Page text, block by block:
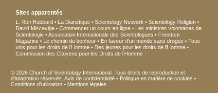
Sites apparentés
L. Ron Hubbard La Dianétique Scientology Network
Scientology Religion
David Miscavige
Commencer un cours en ligne
Les ministres volontaires de
Scientologie
Association Internationale des Scientologues
Freedom
Magazine
Le chemin du bonheur En faveur d’un monde sans drogue
Tous
unis pour les droits de l’Homme
Des jeunes pour les droits de l’Homme
Commission des Citoyens pour les Droits de l’Homme
© 2026 Church of Scientology International. Tous droits de reproduction et
d’adaptation réservés.Avis de confidentialité • Politique en matière de cookies •
Conditions d’utilisation • Mentions légales